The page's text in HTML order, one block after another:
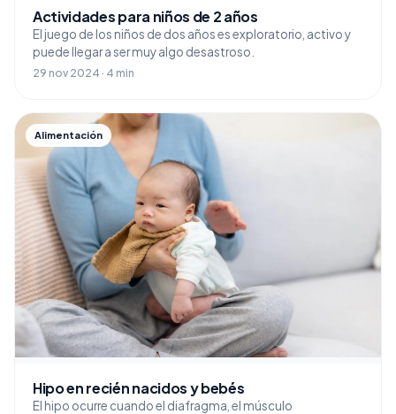
Actividades para niños de 2 años
El juego de los niños de dos años es exploratorio, activo y
puede llegar a ser muy algo desastroso.
29 nov 2024 · 4 min
Alimentación
Hipo en recién nacidos y bebés
El hipo ocurre cuando el diafragma, el músculo